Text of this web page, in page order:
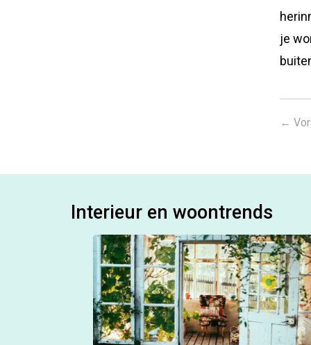
je
←
Interieur en woontrends